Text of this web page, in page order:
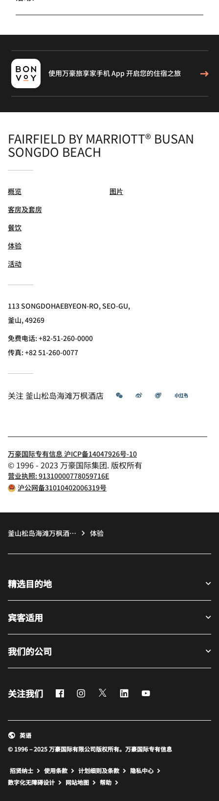
使用万豪旅享家手机 App 开启您的住宿之旅
FAIRFIELD BY MARRIOTT® BUSAN
SONGDO BEACH
概览
客房及套房
餐饮
体验
活动
图片
113 SONGDOHAEBYEON-RO, SEO-GU,
釜山, 49269
免费电话:+82-51-260-0000
传真:+82 51-260-0077
关注 釜山松岛海滩万枫酒店­­ 微信 微博 飞猪 小红书
万豪国际专有信息 沪ICP备14047926号-10
© 1996 - 2023 万豪国际集团. 版权所有
营业执照: 91310000778059716E
沪公网备31010402006319号
釜山松岛海滩万枫酒
体验
精选目的地
宾客适用
我们的公司
关注我们 FacebookInstagram
Twitter LinkedIn
© 1996 – 2025 万豪国际有限公司版权所有。万豪国际专有信息
英语
招贤纳士 使用条款 计划细则及条款
隐私中心
数字化无障碍设计
网站地图 打开新窗口
帮助